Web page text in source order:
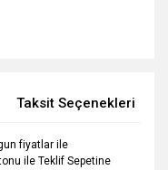
Taksit Seçenekleri
fiyatlar ile
ile Teklif Sepetine